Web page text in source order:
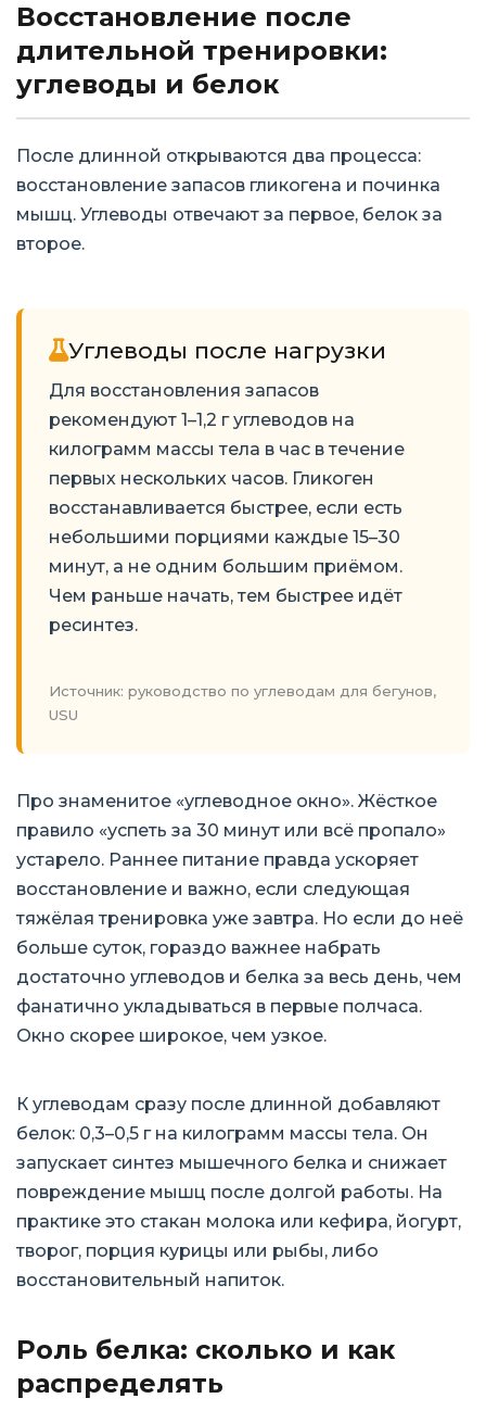
Восстановление после
длительной тренировки:
углеводы и белок
После длинной открываются два процесса:
восстановление запасов гликогена и починка
мышц. Углеводы отвечают за первое, белок за
второе.
Углеводы после нагрузки
Для восстановления запасов
рекомендуют 1–1,2 г углеводов на
килограмм массы тела в час в течение
первых нескольких часов. Гликоген
восстанавливается быстрее, если есть
небольшими порциями каждые 15–30
минут, а не одним большим приёмом.
Чем раньше начать, тем быстрее идёт
ресинтез.
Источник: руководство по углеводам для бегунов,
USU
Про знаменитое «углеводное окно». Жёсткое
правило «успеть за 30 минут или всё пропало»
устарело. Раннее питание правда ускоряет
восстановление и важно, если следующая
тяжёлая тренировка уже завтра. Но если до неё
больше суток, гораздо важнее набрать
достаточно углеводов и белка за весь день, чем
фанатично укладываться в первые полчаса.
Окно скорее широкое, чем узкое.
К углеводам сразу после длинной добавляют
белок: 0,3–0,5 г на килограмм массы тела. Он
запускает синтез мышечного белка и снижает
повреждение мышц после долгой работы. На
практике это стакан молока или кефира, йогурт,
творог, порция курицы или рыбы, либо
восстановительный напиток.
Роль белка: сколько и как
распределять